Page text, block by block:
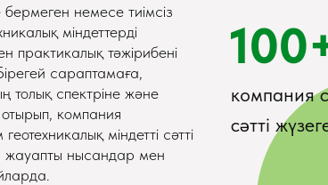
бермеген немесе тиімсіз
міндеттерді
практикалық тәжірибені
сараптамаға,
толық спектріне және
компания
міндетті сәтті
жауапты нысандар мен
компания
сәтті